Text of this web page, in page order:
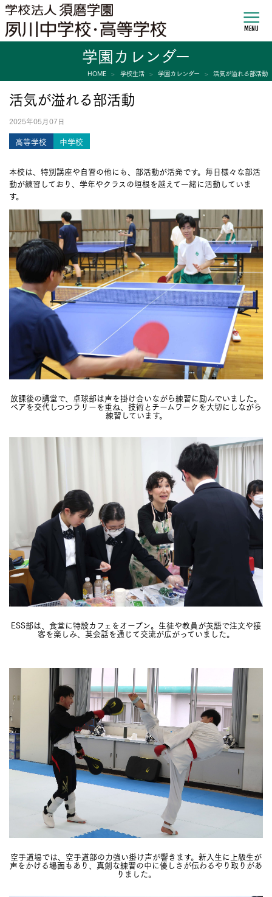
MENU
学園カレンダー
HOME 学校生活 学園カレンダー 活気が溢れる部活動
活気が溢れる部活動
2025年05月07日
高等学校 中学校
本校は、特別講座や自習の他にも、部活動が活発です。毎日様々な部活
動が練習しており、学年やクラスの垣根を越えて一緒に活動していま
す。
放課後の講堂で、卓球部は声を掛け合いながら練習に励んでいました。
ペアを交代しつつラリーを重ね、技術とチームワークを大切にしながら
練習しています。
ESS部は、食堂に特設カフェをオープン。生徒や教員が英語で注文や接
客を楽しみ、英会話を通じて交流が広がっていました。
空手道場では、空手道部の力強い掛け声が響きます。新入生に上級生が
声をかける場面もあり、真剣な練習の中に優しさが伝わるやり取りがあ
りました。